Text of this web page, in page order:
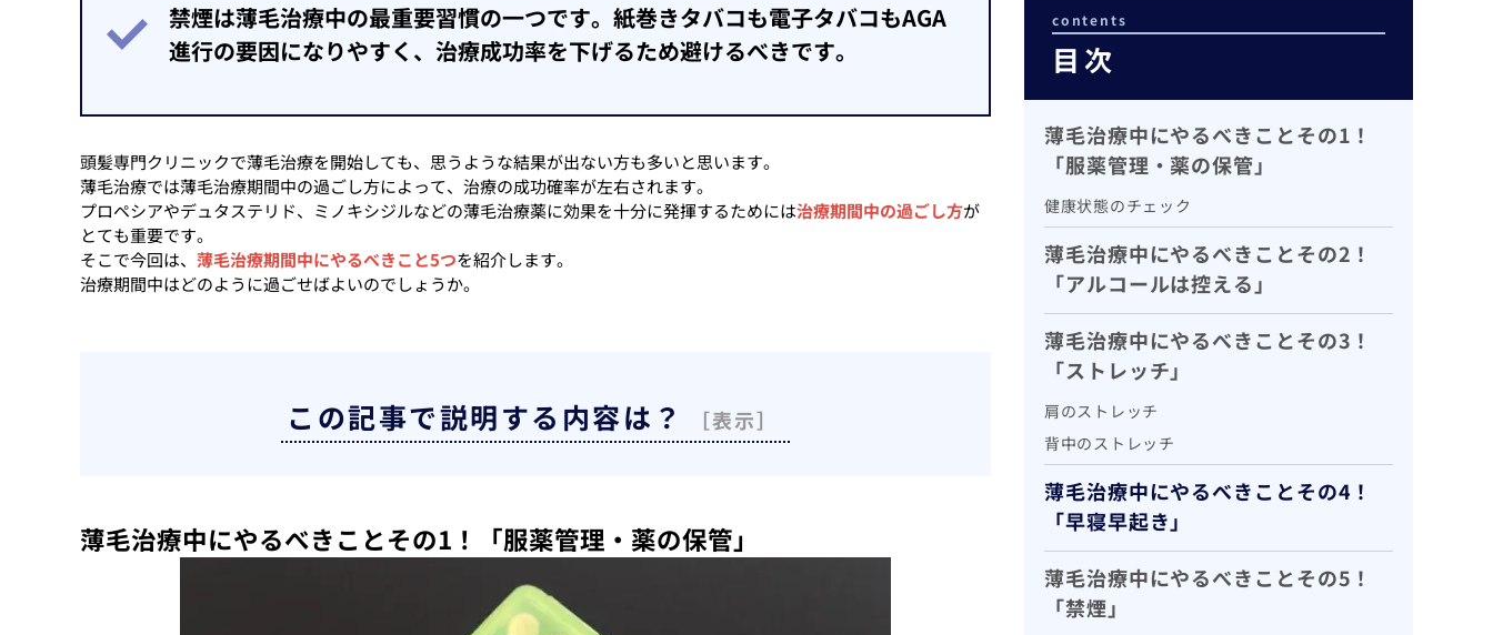
禁煙は薄毛治療中の最重要習慣の一つです。紙巻きタバコも電子タバコもAGA
進行の要因になりやすく、治療成功率を下げるため避けるべきです。
頭髪専門クリニックで薄毛治療を開始しても、思うような結果が出ない方も多いと思います。
薄毛治療では薄毛治療期間中の過ごし方によって、治療の成功確率が左右されます。
プロペシアやデュタステリド、ミノキシジルなどの薄毛治療薬に効果を十分に発揮するためには治療期間中の過ごし方が
とても重要です。
そこで今回は、 薄毛治療期間中にやるべきこと5つを紹介します。
治療期間中はどのように過ごせばよいのでしょうか。
この記事で説明する内容は？
薄毛治療中にやるべきことその1！「服薬管理・薬の保管」
contents
目次
薄毛治療中にやるべきことその1！
「服薬管理・薬の保管」
健康状態のチェック
薄毛治療中にやるべきことその2！
「アルコールは控える」
薄毛治療中にやるべきことその3！
「ストレッチ」
肩のストレッチ
背中のストレッチ
薄毛治療中にやるべきことその4！
「早寝早起き」
薄毛治療中にやるべきことその5！
「禁煙」